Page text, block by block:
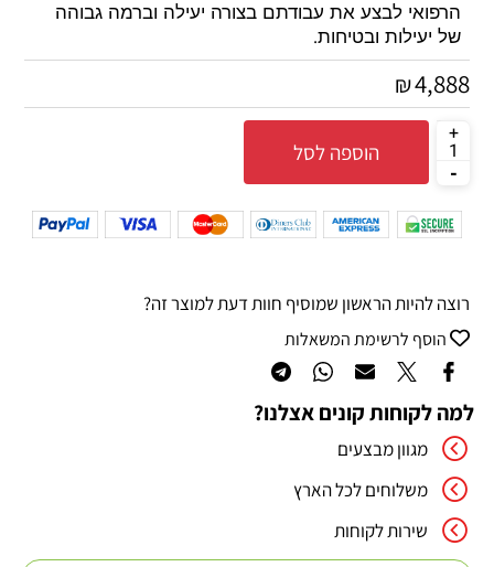
הרפואי לבצע את עבודתם בצורה יעילה וברמה גבוהה
של יעילות ובטיחות.
₪4,888
הוספה לסל
רוצה להיות הראשון שמוסיף חוות דעת למוצר זה?
הוסף לרשימת המשאלות
למה לקוחות קונים אצלנו?
מגוון מבצעים
משלוחים לכל הארץ
שירות לקוחות